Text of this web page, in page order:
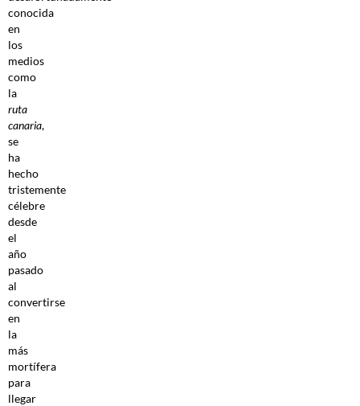
conocida
en
los
medios
como
la
ruta
canaria,
se
ha
hecho
tristemente
célebre
desde
el
año
pasado
al
convertirse
en
la
más
mortífera
para
llegar